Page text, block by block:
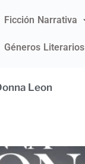
Ficción Narrativa
Géneros Literarios
Leon